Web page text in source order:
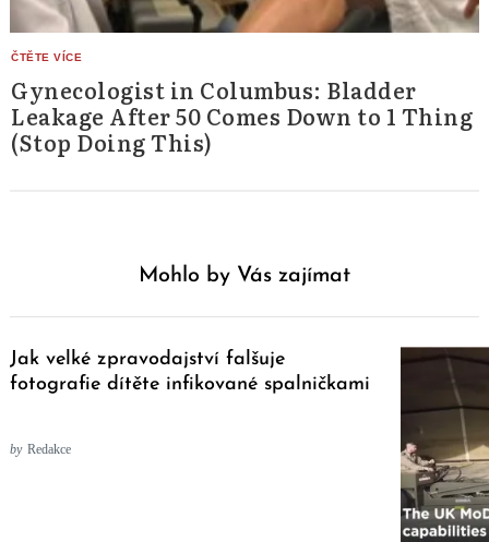
Gynecologist in Columbus: Bladder
Leakage After 50 Comes Down to 1 Thing
(Stop Doing This)
Mohlo by Vás zajímat
Jak velké zpravodajství falšuje
fotografie dítěte infikované spalničkami
by Redakce